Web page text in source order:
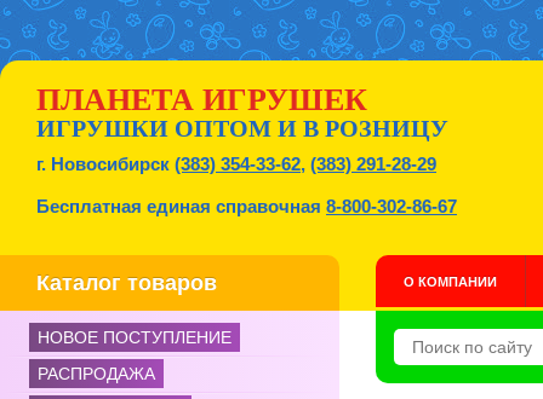
ПЛАНЕТА ИГРУШЕК
ИГРУШКИ ОПТОМ И В РОЗНИЦУ
г. Новосибирск (383) 354-33-62, (383) 291-28-29
Бесплатная единая справочная 8-800-302-86-67
Каталог товаров О КОМПАНИИ
НОВОЕ ПОСТУПЛЕНИЕ
РАСПРОДАЖА